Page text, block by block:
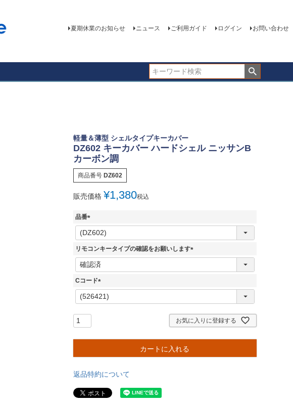
夏期休業のお知らせ ニュース ご利用ガイド ログイン お問い合わせ
軽量＆薄型 シェルタイプキーカバー
DZ602 キーカバー ハードシェル ニッサンB
カーボン調
商品番号 DZ602
販売価格 ¥1,380税込
品番
(
必
須
リモコンキータイプの確認をお願いします
(
Cコード
(
必
お気に入りに登録する
カートに入れる
返品特約について